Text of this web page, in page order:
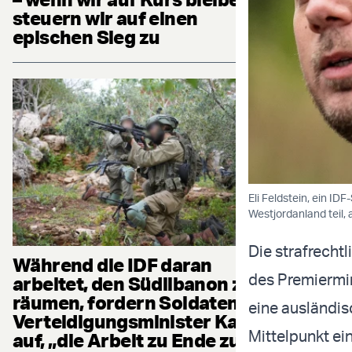
steuern wir auf einen
epischen Sieg zu
Während die IDF daran
arbeitet, den Südlibanon zu
räumen, fordern Soldaten
Verteidigungsminister Katz
auf, „die Arbeit zu Ende zu
Eli Feldstein, ein
Westjordanland teil,
Die
des
eine
Mittelpunkt